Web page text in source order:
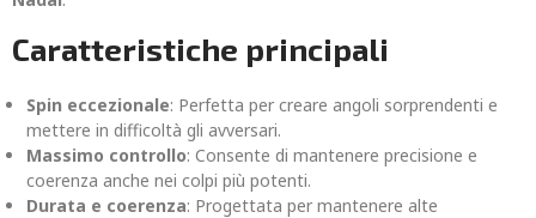
Caratteristiche principali
Spin eccezionale: Perfetta per creare angoli sorprendenti e
mettere in difficoltà gli avversari.
Massimo controllo: Consente di mantenere precisione e
coerenza anche nei colpi più potenti.
Durata e coerenza: Progettata per mantenere alte